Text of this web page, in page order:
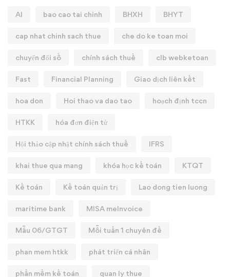
AI bao cao tai chinh BHXH BHYT
cap nhat chinh sach thue che do ke toan moi
chuyển đổi số chính sách thuế clb webketoan
Fast Financial Planning Giao dịch liên kết
hoa don Hoi thao va dao tao hoạch định tccn
HTKK hóa đơn điện tử
Hội thảo cập nhật chính sách thuế IFRS
khai thue qua mang khóa học kế toán KTQT
Kế toán Kế toán quản trị Lao dong tien luong
maritime bank MISA meInvoice
Mẫu 06/GTGT Mỗi tuần 1 chuyên đề
phan mem htkk phát triển cá nhân
phần mềm kế toán quan ly thue